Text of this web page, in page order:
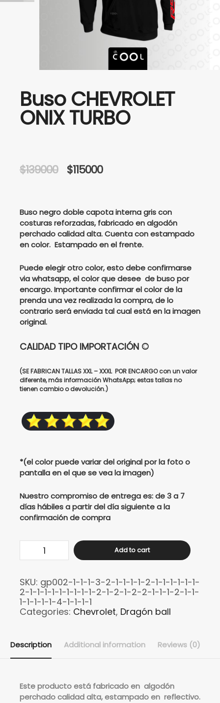
Buso CHEVROLET
ONIX TURBO
$139000
Original
was:
$139000.
$115000Current
is:
$115000.
Buso negro doble capota interna gris con
costuras reforzadas, fabricado en algodón
perchado calidad alta. Cuenta con estampado
en color. Estampado en el frente.
Puede elegir otro color, esto debe confirmarse
via whatsapp, el color que desee de buso por
encargo. Importante confirmar el color de la
prenda una vez realizada la compra, de lo
contrario será enviada tal cual está en la imagen
original.
CALIDAD TIPO IMPORTACIÓN ©
(SE FABRICAN TALLAS XXL – XXXL POR ENCARGO con un valor
diferente, más información WhatsApp; estas tallas no
tienen cambio o devolución.)
*(el color puede variar del original por la foto o
pantalla en el que se vea la imagen)
Nuestro compromiso de entrega es: de 3 a 7
días hábiles a partir del día siguiente a la
confirmación de compra
CHEVROLET
TURBO
quantity
Add to cart
SKU: gp002-1-1-1-3-2-1-1-1-1-2-1-1-1-1-1-1-
2-1-1-1-1-1-1-1-1-1-2-1-2-1-2-2-1-1-1-2-1-1-
1-1-1-1-1-4-1-1-1-1
Categories: Chevrolet, Dragón ball
Description Additional information Reviews (0)
Esteproducto está fabricado en algodón
perchado calidad alta, estampado en reflectivo.